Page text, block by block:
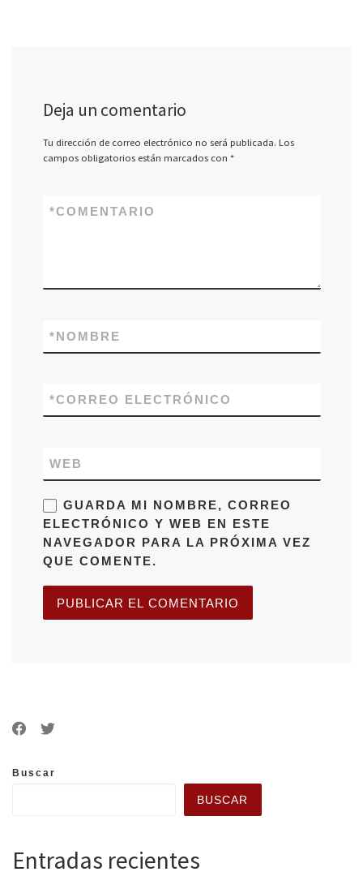
Deja un comentario
Tu dirección de correo electrónico no será publicada. Los
campos obligatorios están marcados con *
COMENTARIO
*
NOMBRE
*
CORREO ELECTRÓNICO
*
WEB
GUARDA MI NOMBRE, CORREO
ELECTRÓNICO Y WEB EN ESTE
NAVEGADOR PARA LA PRÓXIMA VEZ
QUE COMENTE.
Buscar
BUSCAR
Entradas recientes